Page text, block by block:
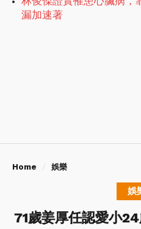
漏加速著
Home 娛樂
娛
71歲姜厚任認愛小